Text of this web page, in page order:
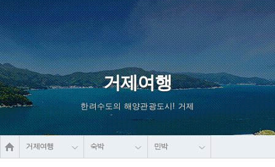
거제여행
한려수도의 해양관광도시! 거제
거제여행 숙박 민박